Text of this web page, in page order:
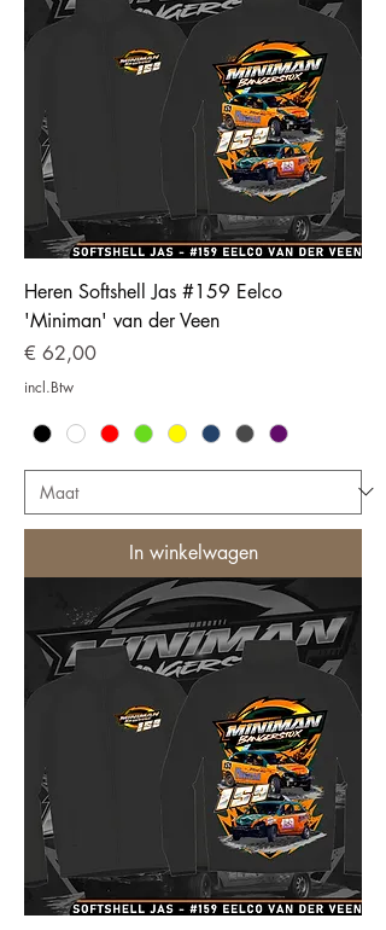
Heren Softshell Jas #159 Eelco
'Miniman' van der Veen
Prijs
€ 62,00
incl.Btw
In winkelwagen